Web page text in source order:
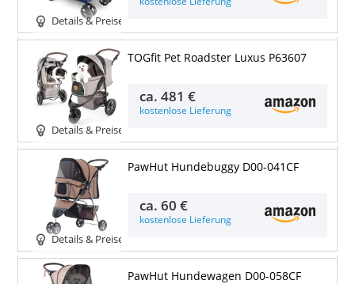
Details & Preise
Details & Preise
TOGfit Pet Roadster Luxus P63607
ca.481 €
kostenlose Lieferung
Details & Preise
PawHut Hundebuggy D00-041CF
ca.60 €
kostenlose Lieferung
PawHut Hundewagen D00-058CF